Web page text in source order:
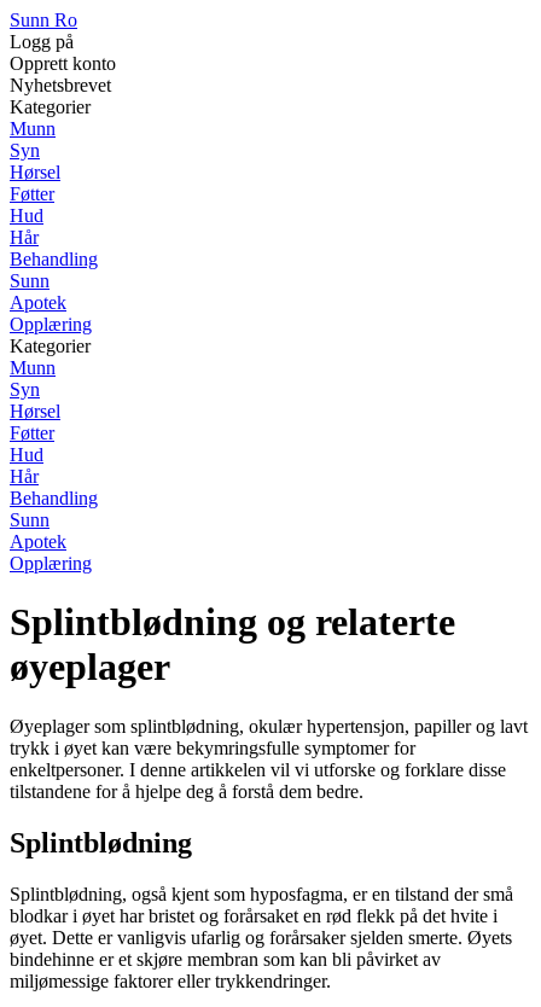
Sunn Ro
Logg på
Opprett konto
Nyhetsbrevet
Kategorier
Munn
Syn
Hørsel
Føtter
Hud
Hår
Behandling
Sunn
Apotek
Opplæring
Kategorier
Munn
Syn
Hørsel
Føtter
Hud
Hår
Behandling
Sunn
Apotek
Opplæring
Splintblødning og relaterte
øyeplager
Øyeplager som splintblødning, okulær hypertensjon, papiller og lavt
trykk i øyet kan være bekymringsfulle symptomer for
enkeltpersoner. I denne artikkelen vil vi utforske og forklare disse
tilstandene for å hjelpe deg å forstå dem bedre.
Splintblødning
Splintblødning, også kjent som hyposfagma, er en tilstand der små
blodkar i øyet har bristet og forårsaket en rød flekk på det hvite i
øyet. Dette er vanligvis ufarlig og forårsaker sjelden smerte. Øyets
bindehinne er et skjøre membran som kan bli påvirket av
miljømessige faktorer eller trykkendringer.